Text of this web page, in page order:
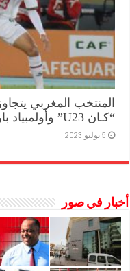
المنتخب المغربي
“كـان U23” وأولمبياد باريس
5 يوليو,2023
أخبار في صور